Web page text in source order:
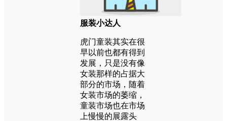
服装小达人
虎门童装其实在很
早以前也都有得到
发展，只是没有像
女装那样的占据大
部分的市场，随着
女装市场的萎缩，
童装市场也在市场
上慢慢的展露头